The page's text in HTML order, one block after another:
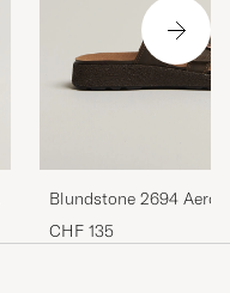
Blundstone 2694
Sandal Rustic Brown
CHF 135